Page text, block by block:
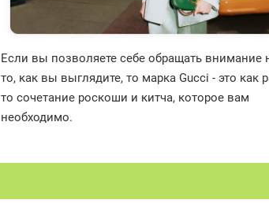
Если вы позволяете себе обращать внимание
то, как вы выглядите, то марка Gucci - это как
то сочетание роскоши и китча, которое вам
необходимо.